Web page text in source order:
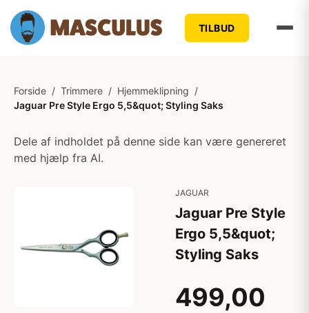
TILBUD
Forside / Trimmere / Hjemmeklipning /
Jaguar Pre Style Ergo 5,5&quot; Styling Saks
Dele af indholdet på denne side kan være genereret
med hjælp fra AI.
JAGUAR
Jaguar Pre Style
Ergo 5,5&quot;
Styling Saks
499,00